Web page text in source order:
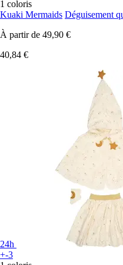
1 coloris
Kuaki Mermaids Déguisement
À partir de 49,90 €
40,84 €
24h
+-3